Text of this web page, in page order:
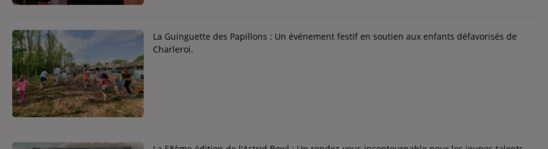
CONCOURS
Contact
Contact
Régie Publicitaire
La Guinguette des Papillons : Un événement festif en soutien aux enfants défavorisés de
Charleroi.